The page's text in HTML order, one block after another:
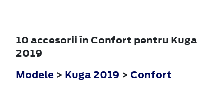
10 accesorii în Confort pentru Kuga
2019
Modele > Kuga 2019 > Confort